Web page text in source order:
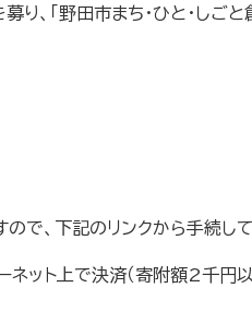
、「野田市まち・ひと・しご
ので、下記のリンクから手続し
ット上で決済（寄附額2千円